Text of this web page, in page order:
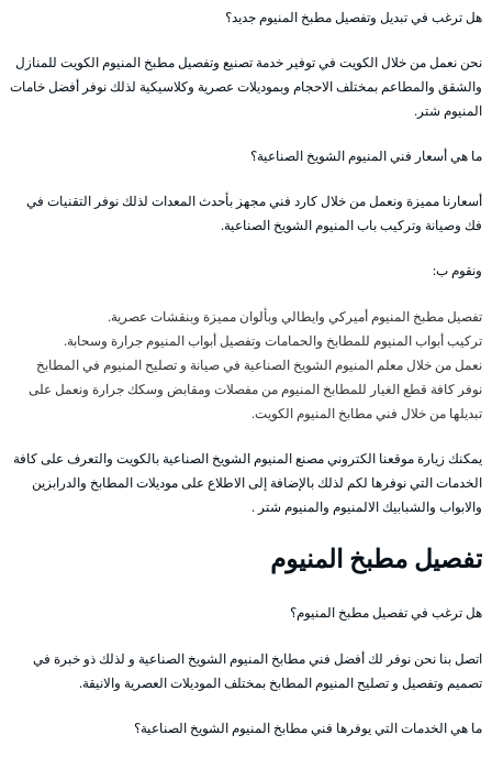
هل ترغب في تبديل وتفصيل مطبخ المنيوم جديد؟
نحن نعمل من خلال الكويت في توفير خدمة تصنيع وتفصيل مطبخ المنيوم الكويت للمنازل
والشقق والمطاعم بمختلف الاحجام وبموديلات عصرية وكلاسيكية لذلك نوفر أفضل خامات
المنيوم شتر.
ما هي أسعار فني المنيوم الشويخ الصناعية؟
أسعارنا مميزة ونعمل من خلال كارد فني مجهز بأحدث المعدات لذلك نوفر التقنيات في
فك وصيانة وتركيب باب المنيوم الشويخ الصناعية.
ونقوم ب:
تفصيل مطبخ المنيوم أميركي وايطالي وبألوان مميزة وبنقشات عصرية.
تركيب أبواب المنيوم للمطابخ والحمامات وتفصيل أبواب المنيوم جرارة وسحابة.
نعمل من خلال معلم المنيوم الشويخ الصناعية في صيانة و تصليح المنيوم في المطابخ
نوفر كافة قطع الغيار للمطابخ المنيوم من مفصلات ومقابض وسكك جرارة ونعمل على
تبديلها من خلال فني مطابخ المنيوم الكويت.
يمكنك زيارة موقعنا الكتروني مصنع المنيوم الشويخ الصناعية بالكويت والتعرف على كافة
الخدمات التي نوفرها لكم لذلك بالإضافة إلى الاطلاع على موديلات المطابخ والدرابزين
والابواب والشبابيك الالمنيوم والمنيوم شتر .
تفصيل مطبخ المنيوم
هل ترغب في تفصيل مطبخ المنيوم؟
اتصل بنا نحن نوفر لك أفضل فني مطابخ المنيوم الشويخ الصناعية و لذلك ذو خبرة في
تصميم وتفصيل و تصليح المنيوم المطابخ بمختلف الموديلات العصرية والانيقة.
ما هي الخدمات التي يوفرها فني مطابخ المنيوم الشويخ الصناعية؟